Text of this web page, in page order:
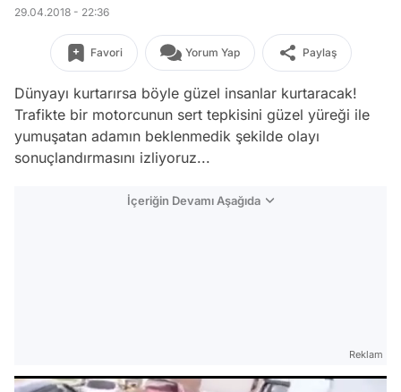
29.04.2018 - 22:36
Favori Yorum Yap Paylaş
Dünyayı kurtarırsa böyle güzel insanlar kurtaracak!
Trafikte bir motorcunun sert tepkisini güzel yüreği ile
yumuşatan adamın beklenmedik şekilde olayı
sonuçlandırmasını izliyoruz...
İçeriğin Devamı Aşağıda
Reklam